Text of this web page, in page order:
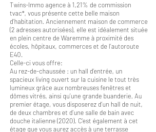
Twins-Immo agence à 1,21% de commission
tvac*, vous présente cette belle maison
d’habitation. Anciennement maison de commerce
(2 adresses autorisées), elle est idéalement située
en plein centre de Waremme à proximité des
écoles, hôpitaux, commerces et de l’autoroute
E40.
Celle-ci vous offre:
Au rez-de-chaussée : un hall d’entrée, un
spacieux living ouvert sur la cuisine le tout très
lumineux grâce aux nombreuses fenêtres et
dômes vitrés, ainsi qu’une grande buanderie. Au
premier étage, vous disposerez d’un hall de nuit,
de deux chambres et d’une salle de bain avec
douche italienne (2020). C’est également à cet
étage que vous aurez accès à une terrasse